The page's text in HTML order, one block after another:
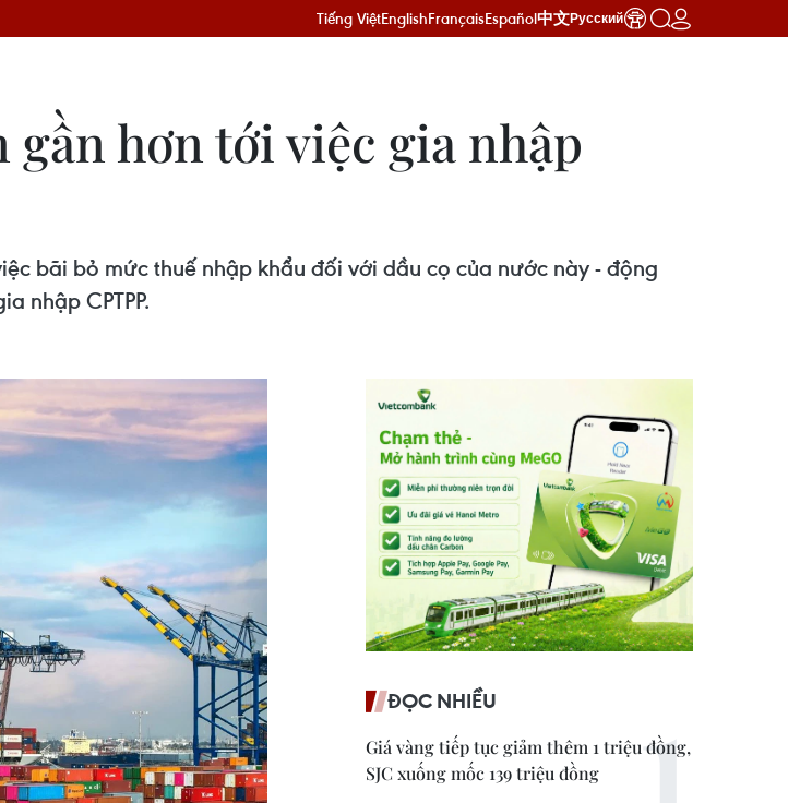
Tiếng ViệtEnglishFrançaisEspañol中文Русский
hơn tới việc gia nhập
bãi bỏ mức thuế nhập khẩu đối với dầu cọ của nước này - động
nhập CPTPP.
ĐỌC NHIỀU
Giá vàng tiếp tục giảm thêm 1 triệu đồng,
SJC xuống mốc 139 triệu đồng